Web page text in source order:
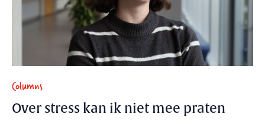
Columns
Over stress kan ik niet mee praten